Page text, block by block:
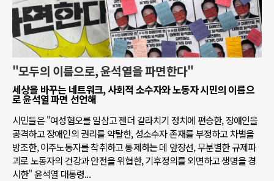
"모두의 이름으로, 윤석열을 파면한다"
세상을 바꾸는 네트워크, 사회적 소수자와 노동자 시민의 이름으
로 윤석열 파면 선언해
시민들은 "여성혐오를 일삼고 젠더 갈라치기 정치에 편승한, 장애인을
공격하고 장애인의 권리를 약탈한, 성소수자 존재를 부정하고 차별을
방조한, 이주노동자를 착취하고 통제하는 데 앞장선, 무분별한 규제파
괴로 노동자의 건강과 안전을 위협한, 기후정의를 외면하고 생명을 경
시한" 윤석열 대통령...